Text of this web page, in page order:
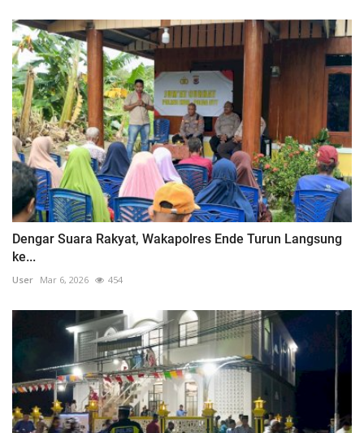
Dengar Suara Rakyat, Wakapolres Ende Turun Langsung
ke...
User Mar 6, 2026 454